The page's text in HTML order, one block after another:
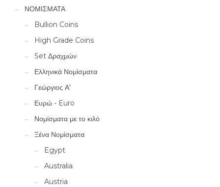
ΝΟΜΙΣΜΑΤΑ
Bullion Coins
High Grade Coins
Set Δραχμών
Ελληνικά Νομίσματα
Γεώργιος Α'
Ευρώ - Euro
Νομίσματα με το κιλό
Ξένα Νομίσματα
Egypt
Australia
Austria